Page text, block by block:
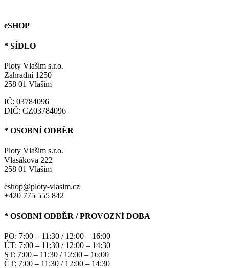
eSHOP
* SÍDLO
Ploty Vlašim s.r.o.
Zahradní 1250
258 01 Vlašim
IČ: 03784096
DIČ: CZ03784096
* OSOBNÍ ODBĚR
Ploty Vlašim s.r.o.
Vlasákova 222
258 01 Vlašim
eshop@ploty-vlasim.cz
+420 775 555 842
* OSOBNÍ ODBĚR / PROVOZNÍ DOBA
PO: 7:00 – 11:30 / 12:00 – 16:00
ÚT: 7:00 – 11:30 / 12:00 – 14:30
ST: 7:00 – 11:30 / 12:00 – 16:00
ČT: 7:00 – 11:30 / 12:00 – 14:30